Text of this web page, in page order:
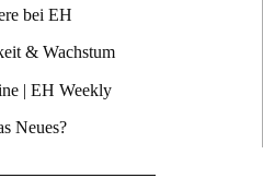
bei EH
& Wachstum
| EH Weekly
Neues?